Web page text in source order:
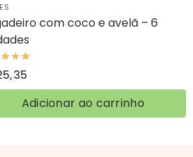
com coco e avelã – 6
Adicionar ao carrinho